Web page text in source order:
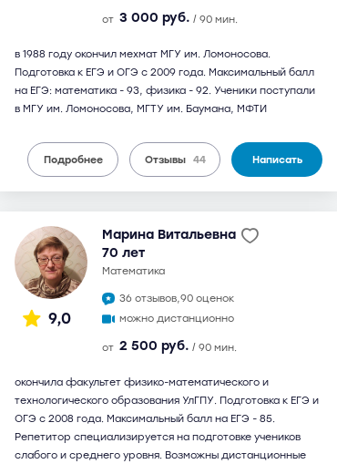
от 3 000 руб. / 90 мин.
в 1988 году окончил мехмат МГУ им. Ломоносова.
Подготовка к ЕГЭ и ОГЭ с 2009 года. Максимальный балл
на ЕГЭ: математика - 93, физика - 92. Ученики поступали
в МГУ им. Ломоносова, МГТУ им. Баумана, МФТИ
Подробнее Отзывы 44 Написать
9,0
Марина Витальевна
70 лет
математика
36 отзывов,90 оценок
можно дистанционно
от 2 500 руб. / 90 мин.
окончила факультет физико-математического и
технологического образования УлГПУ. Подготовка к ЕГЭ и
ОГЭ с 2008 года. Максимальный балл на ЕГЭ - 85.
Репетитор специализируется на подготовке учеников
слабого и среднего уровня. Возможны дистанционные